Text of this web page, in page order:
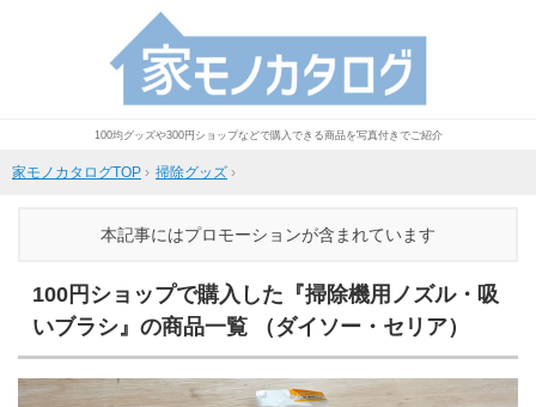
100均グッズや300円ショップなどで購入できる商品を写真付きでご紹介
家モノカタログTOP › 掃除グッズ ›
本記事にはプロモーションが含まれています
100円ショップで購入した『掃除機用ノズル・吸
いブラシ』の商品一覧 （ダイソー・セリア）